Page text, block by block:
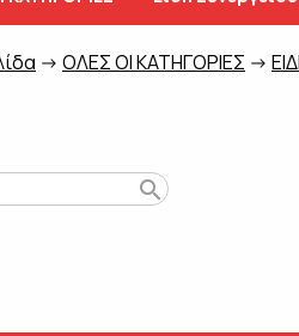
-> ΟΛΕΣ ΟΙ ΚΑΤΗΓΟΡΙΕΣ ->
search